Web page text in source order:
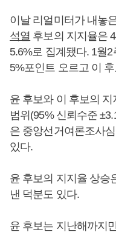
이날 리얼미터가 내놓
석열 후보의 지지율은
5.6%로 집계됐다. 1월
5%포인트 오르고 이
윤 후보와 이 후보의
범위(95% 신뢰수준
은 중앙선거여론조사
있다.
윤 후보의 지지율 상승
낸 덕분도 있다.
윤 후보는 지난해까지